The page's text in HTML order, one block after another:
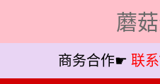
蘑
商务合作☛ 联